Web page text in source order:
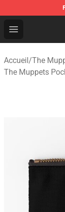
Open menu
The
Accueil/The
The Muppets